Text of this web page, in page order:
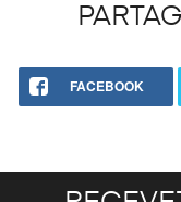
FACEBOOK